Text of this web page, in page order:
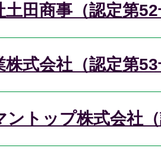
土田商事（認定第
株式会社（認定第
ントップ株式会社